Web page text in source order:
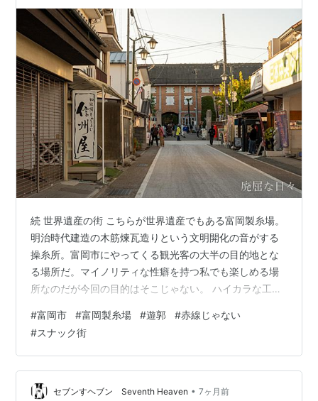
続 世界遺産の街 こちらが世界遺産でもある富岡製糸場。
明治時代建造の木筋煉瓦造りという文明開化の音がする
操糸所。富岡市にやってくる観光客の大半の目的地とな
る場所だ。マイノリティな性癖を持つ私でも楽しめる場
所なのだが今回の目的はそこじゃない。 ハイカラな工場
遺産の敷地に隣接する公衆便所。 21世紀の街づくり壁画
という取り組みで描かれたウサギさんに目が行きがちだ
が、入り口の圧倒的な狭さも見どころのひとつ。 周辺に
残る飲食店の跡を辿る。 こちらは立派な外観が特徴的な
割烹料理店。 製糸工場で栄えていた街らしく接待などで
#富岡市 #富岡製糸場 #遊郭 #赤線じゃない
#スナック街
セブンすヘブン Seventh Heaven • 7ヶ月前